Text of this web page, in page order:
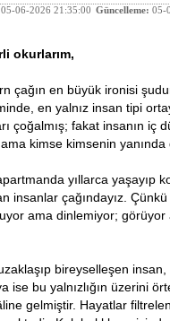
05-06-2026 21:35:00 Güncelleme: 05-
okurlarım,
çağın en büyük ironisi
en yalnız insan tipi
çoğalmış; fakat insanın iç
ama kimse kimsenin yanında
yıllarca yaşayıp
insanlar çağındayız.
ama dinlemiyor;
bireyselleşen
ise bu yalnızlığın üzerini
gelmiştir. Hayatlar